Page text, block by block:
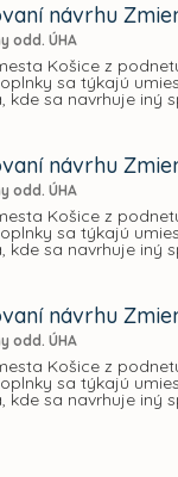
návrhu
odd. ÚHA
Košice z
sa týkajú
kde sa navrhuje iný
návrhu
odd. ÚHA
Košice z
sa týkajú
kde sa navrhuje iný
návrhu
odd. ÚHA
Košice z
sa týkajú
kde sa navrhuje iný